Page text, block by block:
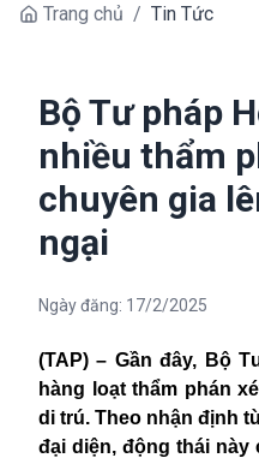
Trang chủ / Tin Tức
Bộ Tư pháp
nhiều thẩm
chuyên gia
ngại
Ngày đăng: 17/2/2025
(TAP) – Gần đây, Bộ
hàng loạt thẩm phán
di trú. Theo nhận định
đại diện, động thái này